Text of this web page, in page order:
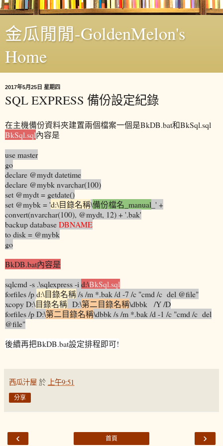
金瓜閒閒-GoldenMelon's
Home
2017年5月25日 星期四
SQL EXPRESS 備份設定紀錄
在主機備份資料夾建置兩個檔案一個是BkDB.bat和BkSql.sql
BkSql.sql內容是
use master
go
declare @mydt datetime
declare @mybk nvarchar(100)
set @mydt = getdate()
set @mybk = 'd:\目錄名稱\備份檔名_manual _' +
convert(nvarchar(100), @mydt, 12) + '.bak'
backup databaseDBNAME
to disk = @mybk
go
BkDB.bat內容是
sqlcmd -s .\sqlexpress -i d:\BkSql.sql
forfiles /pd:\目錄名稱/s /m *.bak /d -7 /c "cmd /c del @file"
xcopy D:\目錄名稱 D:\第二目錄名稱\dbbk /Y /D
forfiles /p D:\第二目錄名稱\dbbk /s /m *.bak /d -1 /c "cmd /c del
@file"
後續再把BkDB.bat設定排程即可!
西瓜汁屋 於 上午9:51
分享
‹ ›
首頁